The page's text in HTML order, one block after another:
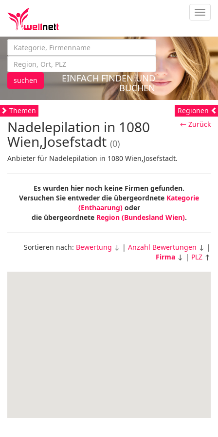
suchen
EINFACH FINDEN UND
BUCHEN
Themen
← Zurück
Nadelepilation in 1080
Wien,Josefstadt (0)
Anbieter für Nadelepilation in 1080 Wien,Josefstadt.
Es wurden hier noch keine Firmen gefunden.
Versuchen Sie entweder die übergeordnete Kategorie
(Enthaarung)oder
die übergeordnete Region (Bundesland Wien).
Sortieren nach: Bewertung ↓ | Anzahl Bewertungen ↓ |
Firma ↓ | PLZ ↑
Regionen